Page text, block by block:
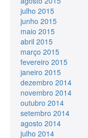
julho 2015
junho 2015
maio 2015
abril 2015
março 2015
fevereiro 2015
janeiro 2015
dezembro 2014
novembro 2014
outubro 2014
setembro 2014
agosto 2014
julho 2014